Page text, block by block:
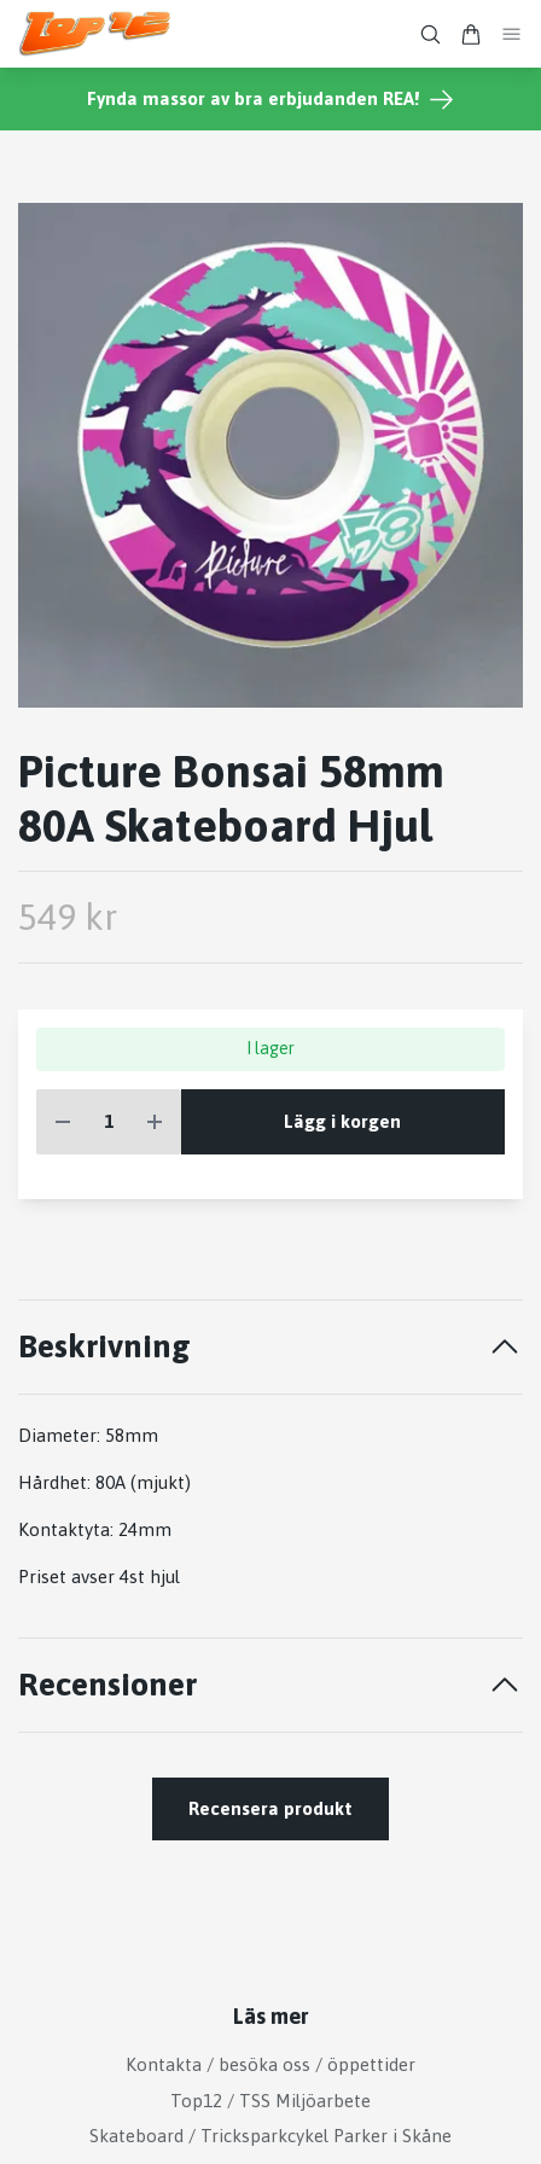
Fynda massor av bra erbjudanden REA!
Picture Bonsai 58mm
80A Skateboard Hjul
549 kr
I lager
Lägg i korgen
Beskrivning
Diameter: 58mm
Hårdhet: 80A (mjukt)
Kontaktyta: 24mm
Priset avser 4st hjul
Recensioner
Recensera produkt
Läs mer
Kontakta / besöka oss / öppettider
Top12 / TSS Miljöarbete
Skateboard / Tricksparkcykel Parker i Skåne